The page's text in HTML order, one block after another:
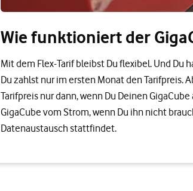
Wie funktioniert der
Mit dem Flex-Tarif bleibst Du flexibel. Und Du
Du zahlst nur im ersten Monat den Tarifpreis.
Tarifpreis nur dann, wenn Du Deinen
GigaCube vom Strom, wenn Du ihn nicht
Datenaustausch stattfindet.